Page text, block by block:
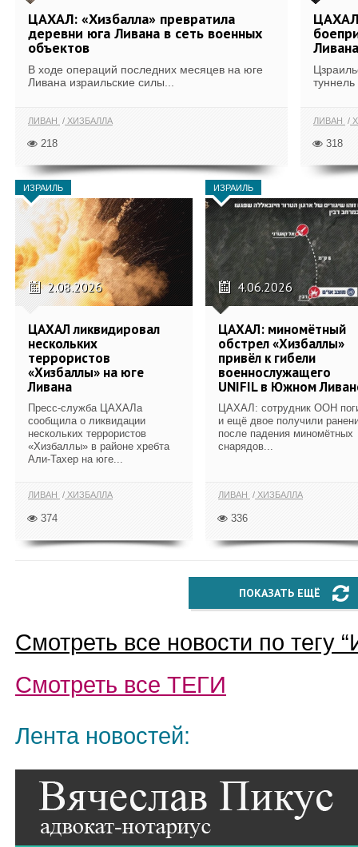
ЦАХАЛ: «Хизбалла» превратила
деревни юга Ливана в сеть военных
объектов
В ходе операций последних месяцев на юге
Ливана израильские силы...
ЛИВАН ХИЗБАЛЛА
218
ЦАХАЛ
Ливана
ЛИВАН
318
ИЗРАИЛЬ
2.08.2026
ЦАХАЛ ликвидировал
нескольких
террористов
«Хизбаллы» на юге
Ливана
Пресс-служба ЦАХАЛа
сообщила о ликвидации
нескольких террористов
«Хизбаллы» в районе хребта
Али-Тахер на юге...
ЛИВАН ХИЗБАЛЛА
374
ИЗРАИЛЬ
4.06.2026
ЦАХАЛ: миномётный
обстрел «Хизбаллы»
привёл к гибели
военнослужащего
UNIFIL в Южном
ЦАХАЛ: сотрудник ООН
и ещё двое получили
после падения миномётных
снарядов...
ЛИВАН ХИЗБАЛЛА
336
ПОКАЗАТЬ ЕЩЁ
Смотреть все новости по тегу “
Смотреть все ТЕГИ
Лента новостей: